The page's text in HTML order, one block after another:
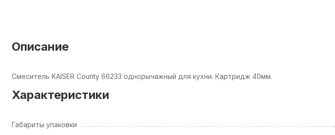
Описание
Смеситель KAISER County 66233 однорычажный для кухни. Картридж 40мм.
Характеристики
Габариты упаковки